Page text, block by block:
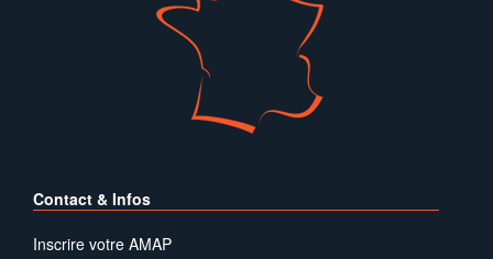
Contact & Infos
Inscrire votre AMAP